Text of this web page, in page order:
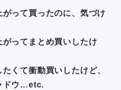
がって買ったのに、気づけ
がってまとめ買いしたけ
くて衝動買いしたけど、
ドウ…etc.